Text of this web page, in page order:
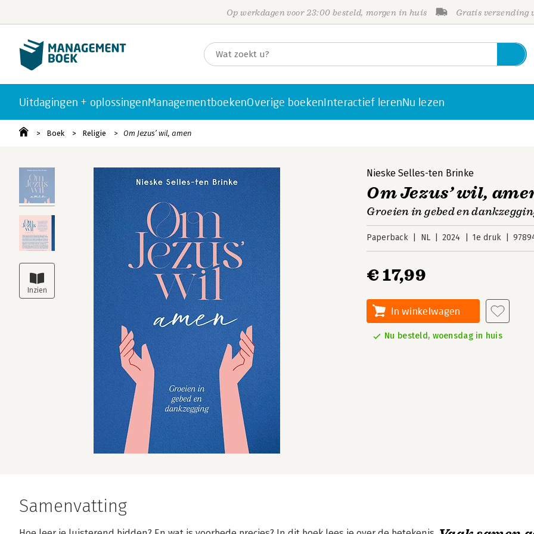
Op werkdagen voor 23:00 besteld, morgen in huis Gratis verzending
Uitdagingen + oplossingenManagementboekenOverige boekenInteractief lerenNu lezen
Boek Religie Om Jezus’ wil, amen
Nieske Selles-ten Brinke
Om Jezus’ wil,
Groeien in gebed en
Paperback NL 2024 1e druk
€ 17,99
In winkelwagen
Nu besteld, woensdag in huis
Samenvatting